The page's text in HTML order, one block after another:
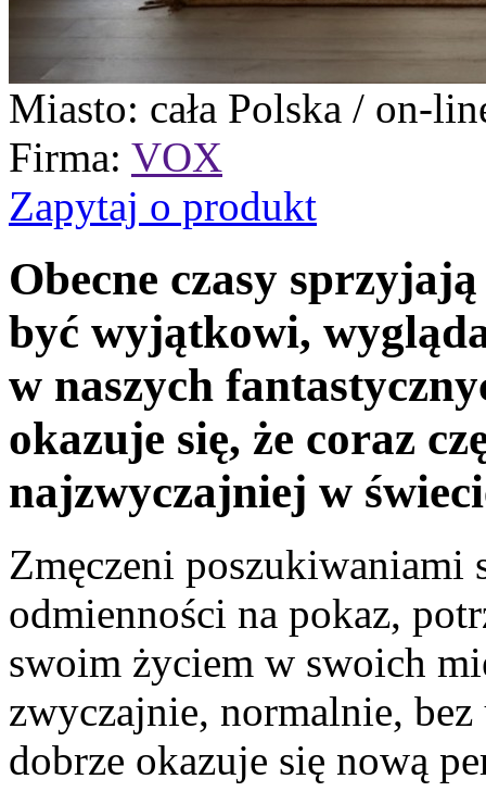
Miasto: cała Polska / on-
Firma: VOX
Zapytaj o produkt
Obecne czasy
być wyjątkowi,
w naszych
okazuje się, że coraz
najzwyczajniej w
Zmęczeni poszukiwaniami
odmienności na pokaz,
swoim życiem w swoich
zwyczajnie, normalnie,
dobrze okazuje się nową